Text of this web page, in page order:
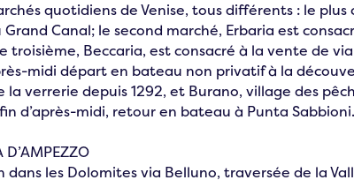
quotidiens de Venise, tous différents : le plus
Canal; le second marché, Erbaria est
Beccaria, est consacré à la vente de
midi départ en bateau non privatif à la
verrerie depuis 1292, et Burano, village des
d’après-midi, retour en bateau à Punta
les Dolomites via Belluno, traversée de la